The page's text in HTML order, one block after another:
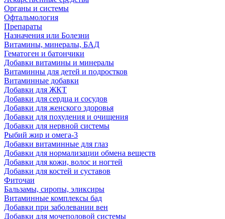
Органы и системы
Офтальмология
Препараты
Назначения или Болезни
Витамины, минералы, БАД
Гематоген и батончики
Добавки витамины и минералы
Витаминны для детей и подростков
Витаминные добавки
Добавки для ЖКТ
Добавки для сердца и сосудов
Добавки для женского здоровья
Добавки для похудения и очищения
Добавки для нервной системы
Рыбий жир и омега-3
Добавки витаминные для глаз
Добавки для нормализации обмена веществ
Добавки для кожи, волос и ногтей
Добавки для костей и суставов
Фиточаи
Бальзамы, сиропы, эликсиры
Витаминные комплексы бад
Добавки при заболевании вен
Добавки для мочеполовой системы